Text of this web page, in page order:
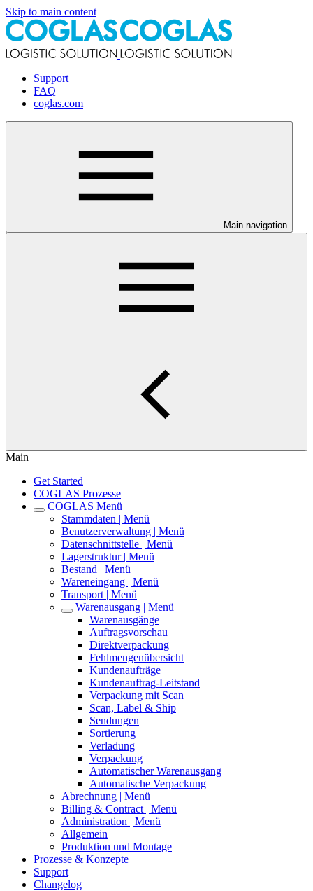
Skip to main content
Support
FAQ
coglas.com
Main navigation
Main
Get Started
COGLAS Prozesse
COGLAS Menü
Stammdaten | Menü
Benutzerverwaltung | Menü
Datenschnittstelle | Menü
Lagerstruktur | Menü
Bestand | Menü
Wareneingang | Menü
Transport | Menü
Warenausgang | Menü
Warenausgänge
Auftragsvorschau
Direktverpackung
Fehlmengenübersicht
Kundenaufträge
Kundenauftrag-Leitstand
Verpackung mit Scan
Scan, Label & Ship
Sendungen
Sortierung
Verladung
Verpackung
Automatischer Warenausgang
Automatische Verpackung
Abrechnung | Menü
Billing & Contract | Menü
Administration | Menü
Allgemein
Produktion und Montage
Prozesse & Konzepte
Support
Changelog